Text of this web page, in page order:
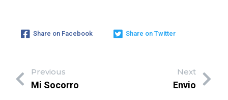
Share on Facebook Share on Twitter
Previous
Mi Socorro
Next
Envio